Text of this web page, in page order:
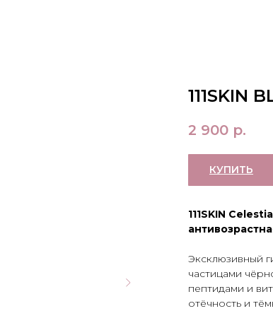
111SKIN
2 900 р.
КУПИТЬ
111SKIN
Эксклюзивный
частицами
пептидами и
отёчность и